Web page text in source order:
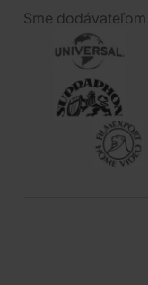
Sme